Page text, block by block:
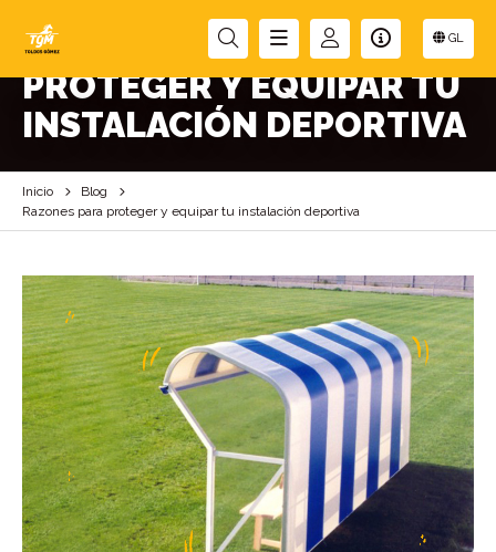
GL
RAZONES PARA
PROTEGER Y EQUIPAR TU
INSTALACIÓN DEPORTIVA
Inicio
Blog
Razones para proteger y equipar tu instalación deportiva